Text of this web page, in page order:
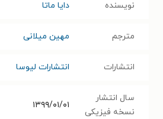
نویسنده دایا ماتا
مترجم مهین میلانی
انتشارات انتشارات لیوسا
سال انتشار
نسخه فیزیکی
۱۳۹۹/۰۱/۰۱